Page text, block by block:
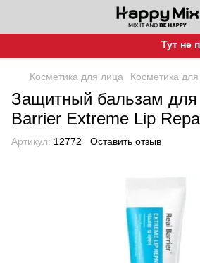
Тут не
Косметика для лица Косметика
Защитный бальзам для
Barrier Extreme Lip
Артикул: 12772 Оставить отзыв